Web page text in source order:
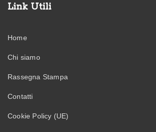
Link Utili
Home
Chi siamo
Rassegna Stampa
Contatti
Cookie Policy (UE)